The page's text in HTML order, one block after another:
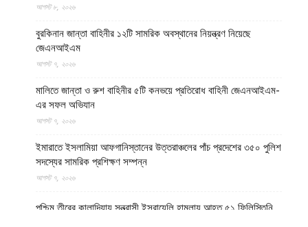
আগস্ট ৮, ২০২৬
বুরকিনান জান্তা বাহিনীর ১২টি সামরিক অবস্থানের নিয়ন্ত্রণ নিয়েছে
জেএনআইএম
আগস্ট ৭, ২০২৬
মালিতে জান্তা ও রুশ বাহিনীর ৫টি কনভয়ে প্রতিরোধ বাহিনী জেএনআইএম-
এর সফল অভিযান
আগস্ট ৭, ২০২৬
ইমারাতে ইসলামিয়া আফগানিস্তানের উত্তরাঞ্চলের পাঁচ প্রদেশের ৩৫০ পুলিশ
সদস্যের সামরিক প্রশিক্ষণ সম্পন্ন
আগস্ট ৭, ২০২৬
পশ্চিম তীরের কালান্দিয়ায় সন্ত্রাসী ইসরায়েলি হামলায় আহত ৫১ ফিলিস্তিনি